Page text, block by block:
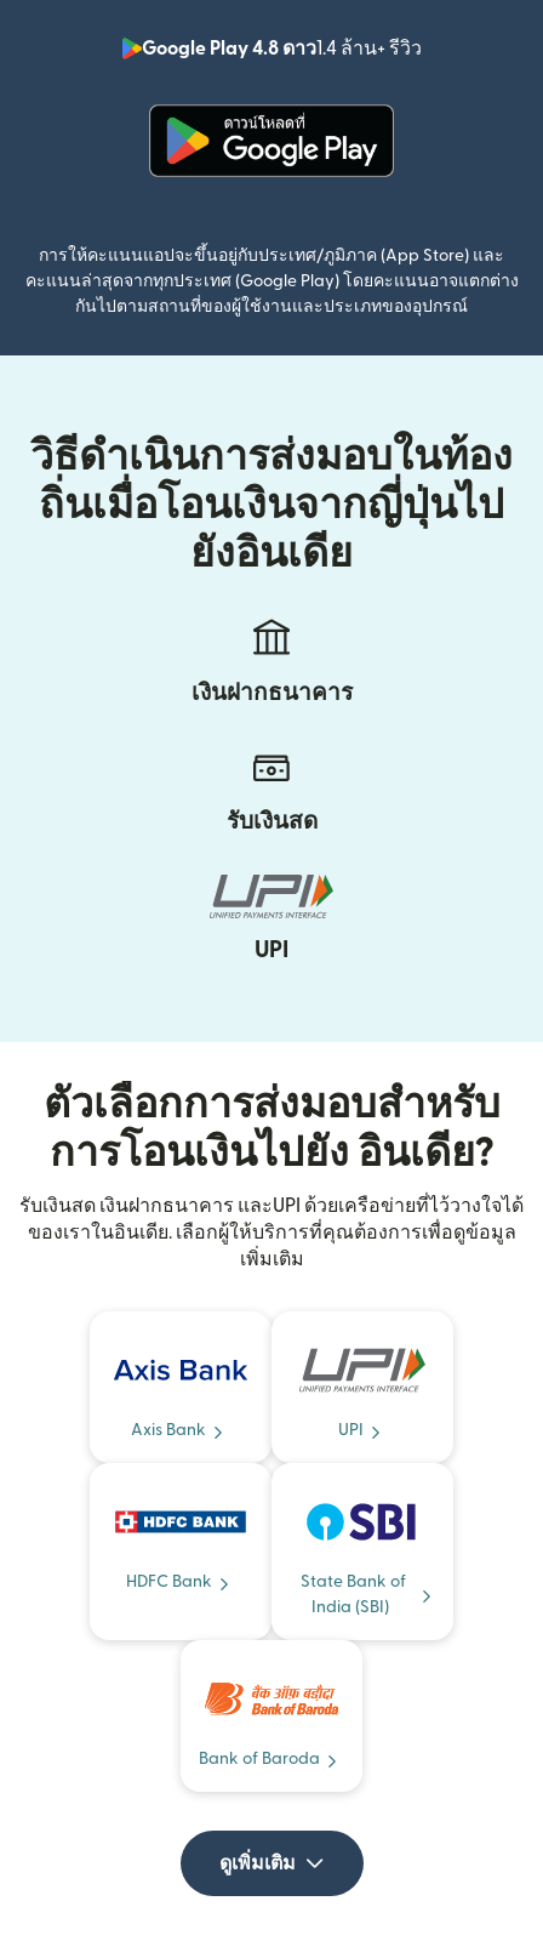
Google Play 4.8 ดาว1.4 ล้าน+ รีวิว
(เปิดในหน้าต่
การให้คะแนนแอปจะขึ้นอยู่กับประเทศ/ภูมิภาค (App Store) และ
คะแนนล่าสุดจากทุกประเทศ (Google Play) โดยคะแนนอาจแตกต่าง
กันไปตามสถานที่ของผู้ใช้งานและประเภทของอุปกรณ์
วิธีดำเนินการส่งมอบในท้อง
ถิ่นเมื่อโอนเงินจากญี่ปุ่นไป
ยังอินเดีย
เงินฝากธนาคาร
รับเงินสด
UPI
ตัวเลือกการส่งมอบสำหรับ
การโอนเงินไปยัง อินเดีย?
รับเงินสด เงินฝากธนาคาร และUPI ด้วยเครือข่ายที่ไว้วางใจได้
ของเราในอินเดีย. เลือกผู้ให้บริการที่คุณต้องการเพื่อดูข้อมูล
เพิ่มเติม
Axis Bank UPI
HDFC Bank
State Bank of
India (SBI)
Bank of Baroda
ดูเพิ่มเติม